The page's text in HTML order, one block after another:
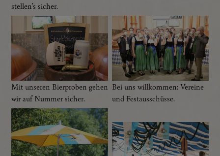
stellen’s sicher.
Mit unseren Bierproben gehen
wir auf Nummer sicher.
Bei uns willkommen: Vereine
und Festausschüsse.